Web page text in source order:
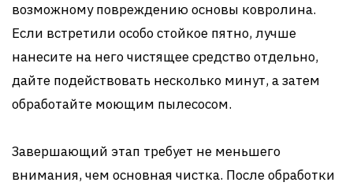
возможному повреждению основы ковролина.
Если встретили особо стойкое пятно, лучше
нанесите на него чистящее средство отдельно,
дайте подействовать несколько минут, а затем
обработайте моющим пылесосом.
Завершающий этап требует не меньшего
внимания, чем основная чистка. После обработки